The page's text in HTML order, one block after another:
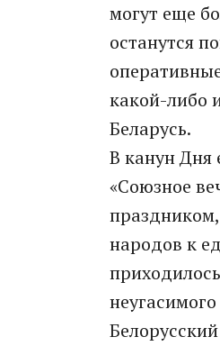
могут еще
останутся
какой-либо
Беларусь.
В канун Дня
«Союзное
праздником,
народов к